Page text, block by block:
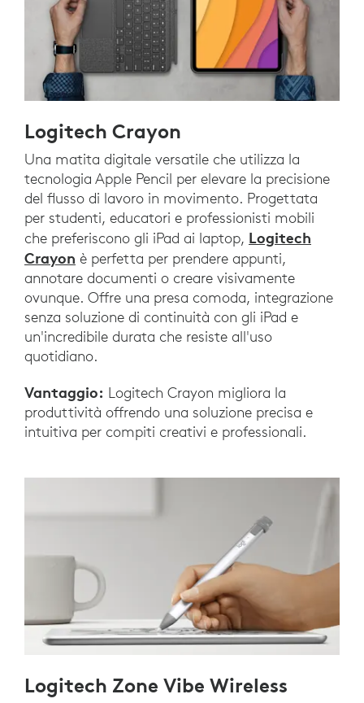
Logitech Crayon
Una matita digitale versatile che utilizza la
tecnologia Apple Pencil per elevare la precisione
del flusso di lavoro in movimento. Progettata
per studenti, educatori e professionisti mobili
che preferiscono gli iPad ai laptop, Logitech
Crayon è perfetta per prendere appunti,
annotare documenti o creare visivamente
ovunque. Offre una presa comoda, integrazione
senza soluzione di continuità con gli iPad e
un'incredibile durata che resiste all'uso
quotidiano.
Vantaggio: Logitech Crayon migliora la
produttività offrendo una soluzione precisa e
intuitiva per compiti creativi e professionali.
Logitech Zone Vibe Wireless